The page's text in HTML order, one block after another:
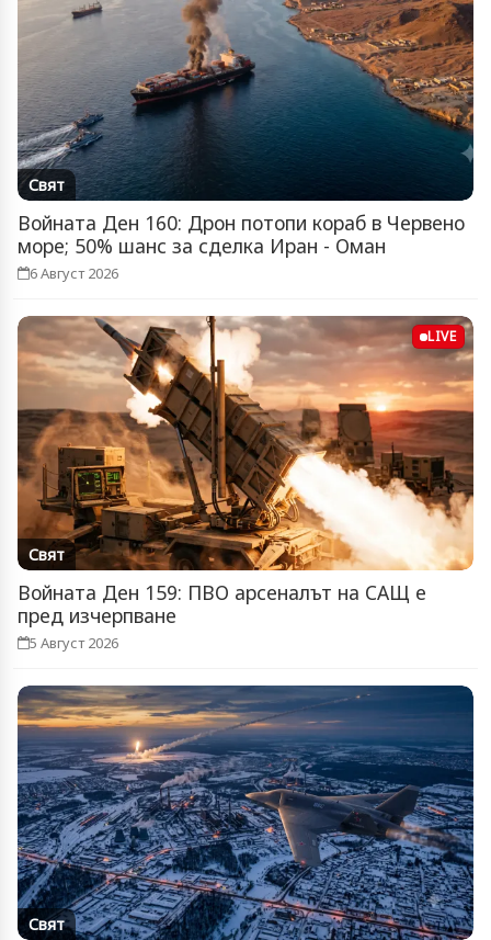
Свят
Войната Ден 160: Дрон потопи кораб в Червено
море; 50% шанс за сделка Иран - Оман
6 Август 2026
LIVE
Свят
Войната Ден 159: ПВО арсеналът на САЩ е
пред изчерпване
5 Август 2026
Свят